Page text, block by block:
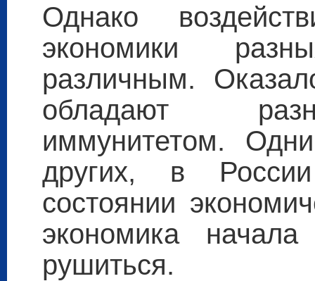
Однако
экономики
различным.
обладают
иммунитетом.
других, в
состоянии
экономика
рушиться.